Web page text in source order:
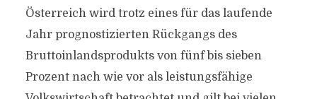
Österreich wird trotz eines für das laufende
Jahr prognostizierten Rückgangs des
Bruttoinlandsprodukts von fünf bis sieben
Prozent nach wie vor als leistungsfähige